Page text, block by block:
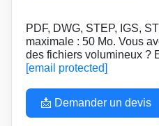
PDF, DWG, STEP, IGS,
maximale : 50 Mo. Vous
des fichiers volumineux ?
[email protected]
📩 Demander un devis